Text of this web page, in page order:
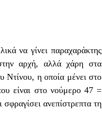
να γίνει παραχαράκτης
αρχή, αλλά χάρη στα
Ντίνου, η οποία μένει στο
είναι στο νούμερο 47 =
ανεπίστρεπτα τη